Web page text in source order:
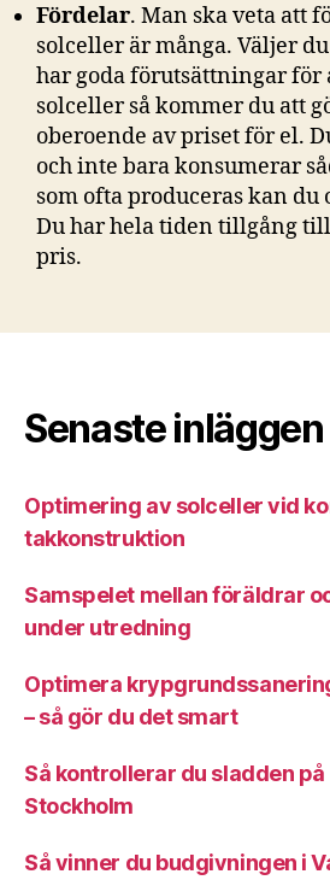
Fördelar. Man ska veta att
solceller är många. Väljer
har goda förutsättningar för
solceller så kommer du att
oberoende av priset för el.
och inte bara konsumerar
som ofta produceras kan du
Du har hela tiden tillgång
pris.
Senaste inläggen
Optimering av solceller vid
takkonstruktion
Samspelet mellan föräldrar
under utredning
Optimera
– så gör du det smart
Så kontrollerar du sladden på
Stockholm
Så vinner du budgivningen i